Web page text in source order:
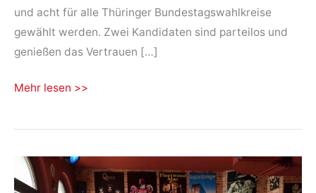
und acht für alle Thüringer Bundestagswahlkreise
gewählt werden. Zwei Kandidaten sind parteilos und
genießen das Vertrauen […]
Bundestagswahlen
–
Thüringen
tritt
Mehr lesen >>